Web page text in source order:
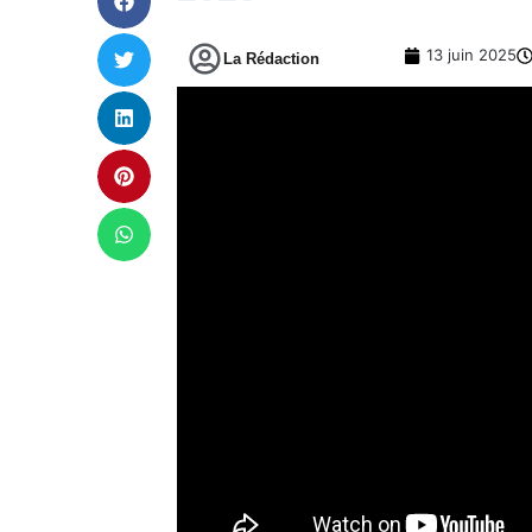
La Rédaction 13 juin 2025